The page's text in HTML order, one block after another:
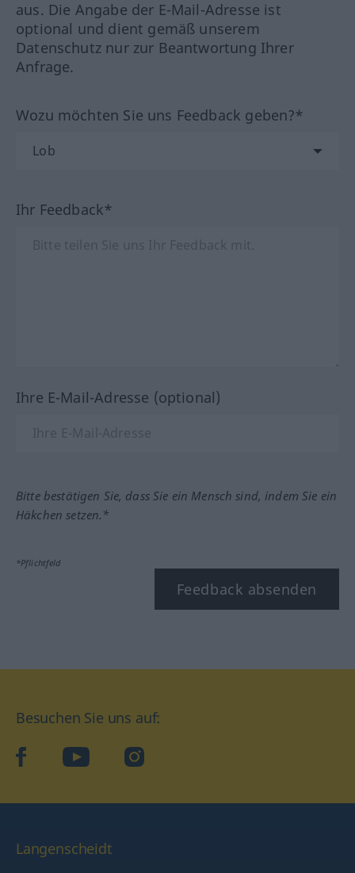
aus. Die Angabe der E-Mail-Adresse ist
optional und dient gemäß unserem
Datenschutz nur zur Beantwortung Ihrer
Anfrage.
Wozu möchten Sie uns Feedback geben?*
Ihr Feedback*
Ihre E-Mail-Adresse (optional)
Bitte bestätigen Sie, dass Sie ein Mensch sind, indem Sie ein
Häkchen setzen.*
*Pflichtfeld
Feedback absenden
Besuchen Sie uns auf:
facebookYouTube Instagram
Langenscheidt